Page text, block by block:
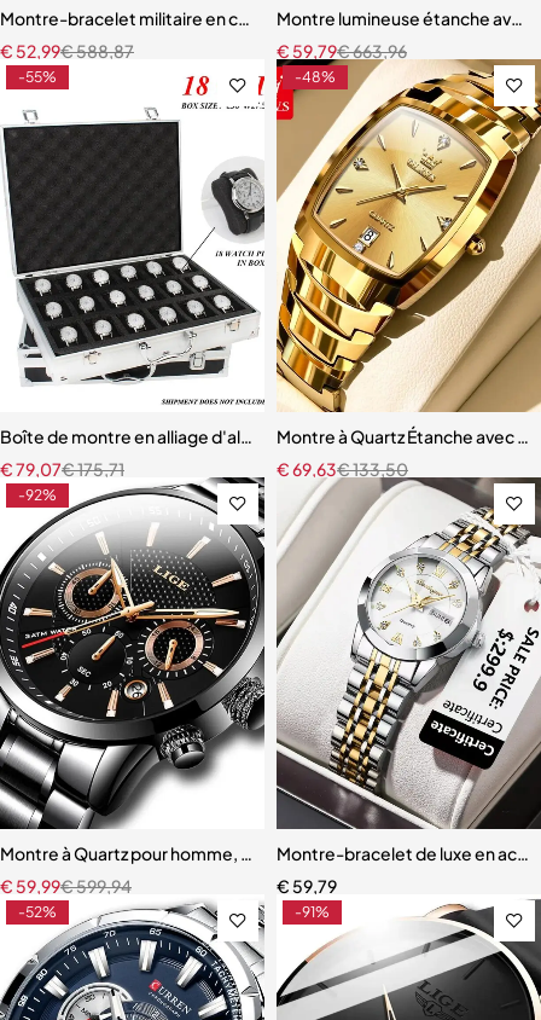
Montre-bracelet militaire en cuir pour homme
€588,87
€ 52,99
Montre lumineuse étanche avec
€663,96
€ 59,79
-55%
Boîte de montre en alliage d'aluminium de qualité supérieure
€175,71
€79,07
-48%
Montre à Quartz Étanche avec
€133,50
€69,63
-92%
Montre à Quartz pour homme, marque de luxe
€599,94
€ 59,99
Montre-bracelet de luxe en
€ 59,79
-52% -91%